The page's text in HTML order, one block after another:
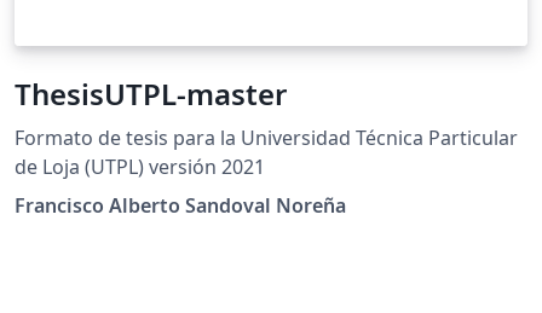
ThesisUTPL-master
Formato de tesis para la Universidad Técnica Particular
de Loja (UTPL) versión 2021
Francisco Alberto Sandoval Noreña